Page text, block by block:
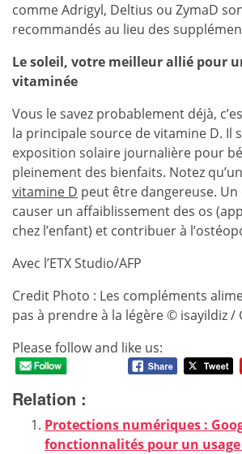
comme Adrigyl, Deltius ou ZymaD
recommandés au lieu des
Le soleil, votre meilleur allié pour
vitaminée
Vous le savez probablement déjà,
la principale source de vitamine D. Il
exposition solaire journalière pour
pleinement des bienfaits. Notez
vitamine D peut être dangereuse.
causer un affaiblissement des os
chez l’enfant) et contribuer à
Avec l’ETX Studio/AFP
Credit Photo : Les compléments
pas à prendre à la légère © isayildiz /
Please follow and like us:
Relation :
Protections numériques :
fonctionnalités pour un usage